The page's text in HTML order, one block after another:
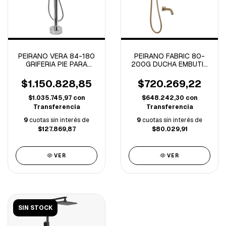
PEIRANO VERA 84-180
GRIFERIA PIE PARA
(B)
$1.150.828,85
$1.035.745,97 con
Transferencia
9cuotas sin interés de
$127.869,87
VER
PEIRANO FABRIC 80-
200G DUCHA EMBUTIR
FUNCIONES FABRIC
GOLD (B)
$720.269,22
$648.242,30 con
Transferencia
9cuotas sin interés de
$80.029,91
VER
SIN STOCK